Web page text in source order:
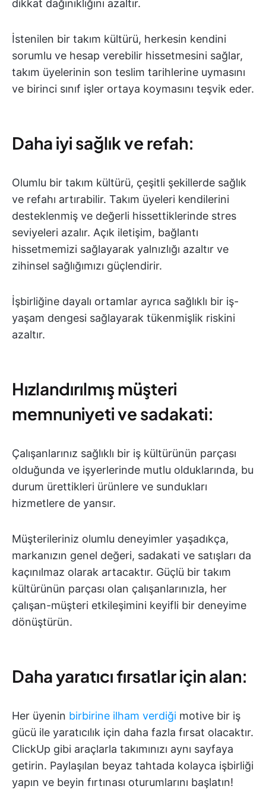
dikkat dağınıklığını azaltır.
İstenilen bir takım kültürü, herkesin kendini
sorumlu ve hesap verebilir hissetmesini sağlar,
takım üyelerinin son teslim tarihlerine uymasını
ve birinci sınıf işler ortaya koymasını teşvik eder.
Daha iyi sağlık ve refah:
Olumlu bir takım kültürü, çeşitli şekillerde sağlık
ve refahı artırabilir. Takım üyeleri kendilerini
desteklenmiş ve değerli hissettiklerinde stres
seviyeleri azalır. Açık iletişim, bağlantı
hissetmemizi sağlayarak yalnızlığı azaltır ve
zihinsel sağlığımızı güçlendirir.
İşbirliğine dayalı ortamlar ayrıca sağlıklı bir iş-
yaşam dengesi sağlayarak tükenmişlik riskini
azaltır.
Hızlandırılmış müşteri
memnuniyeti ve sadakati:
Çalışanlarınız sağlıklı bir iş kültürünün parçası
olduğunda ve işyerlerinde mutlu olduklarında, bu
durum ürettikleri ürünlere ve sundukları
hizmetlere de yansır.
Müşterileriniz olumlu deneyimler yaşadıkça,
markanızın genel değeri, sadakati ve satışları da
kaçınılmaz olarak artacaktır. Güçlü bir takım
kültürünün parçası olan çalışanlarınızla, her
çalışan-müşteri etkileşimini keyifli bir deneyime
dönüştürün.
Daha yaratıcı fırsatlar için alan:
Her üyenin birbirine ilham verdiği motive bir iş
gücü ile yaratıcılık için daha fazla fırsat olacaktır.
ClickUp gibi araçlarla takımınızı aynı sayfaya
getirin. Paylaşılan beyaz tahtada kolayca işbirliği
yapın ve beyin fırtınası oturumlarını başlatın!